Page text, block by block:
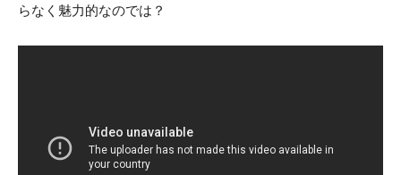
らなく魅力的なのでは？